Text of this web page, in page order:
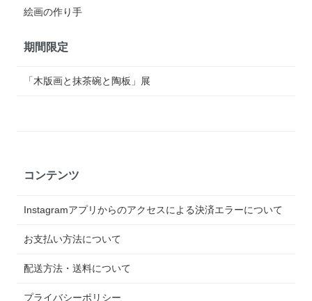
絵画の作り手
期間限定
「木版画と抹茶碗と陶板」展
コンテンツ
Instagramアプリからのアクセスによる決済エラーについて
お支払い方法について
配送方法・送料について
プライバシーポリシー